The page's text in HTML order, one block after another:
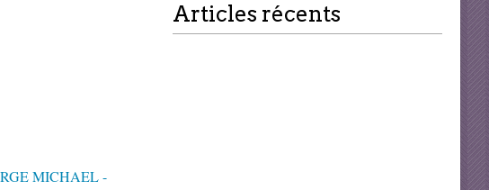
Articles récents